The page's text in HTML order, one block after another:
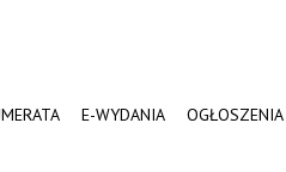
E-WYDANIA OGŁOSZENIA